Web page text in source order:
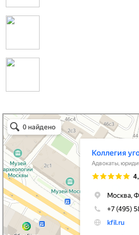
Коллегия уголовных адвокатов
Адвокаты в Москве
Юридические услуги в Москве